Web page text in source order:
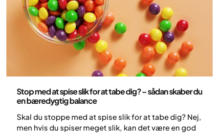
Stop med at spise slik for at tabe dig? – sådan skaber du
en bæredygtig balance
Skal du stoppe med at spise slik for at tabe dig? Nej,
men hvis du spiser meget slik, kan det være en god